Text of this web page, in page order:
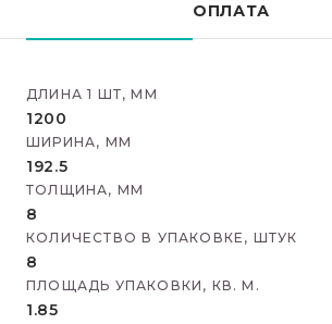
ОПЛАТА
ДЛИНА 1 ШТ, ММ
1200
ШИРИНА, ММ
192.5
ТОЛЩИНА, ММ
8
КОЛИЧЕСТВО В УПАКОВКЕ, ШТУК
8
ПЛОЩАДЬ УПАКОВКИ, КВ. М.
1.85